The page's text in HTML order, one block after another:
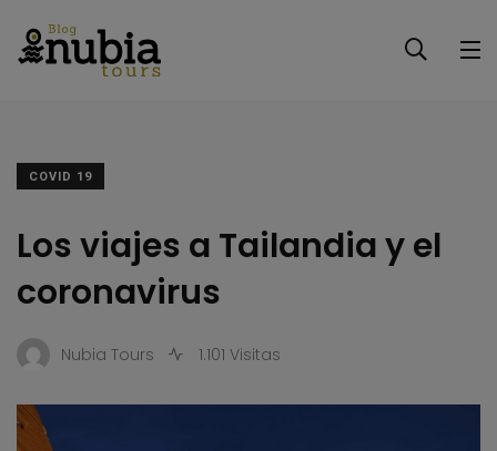
COVID 19
Los viajes a Tailandia y el
coronavirus
Nubia Tours 1.101 Visitas